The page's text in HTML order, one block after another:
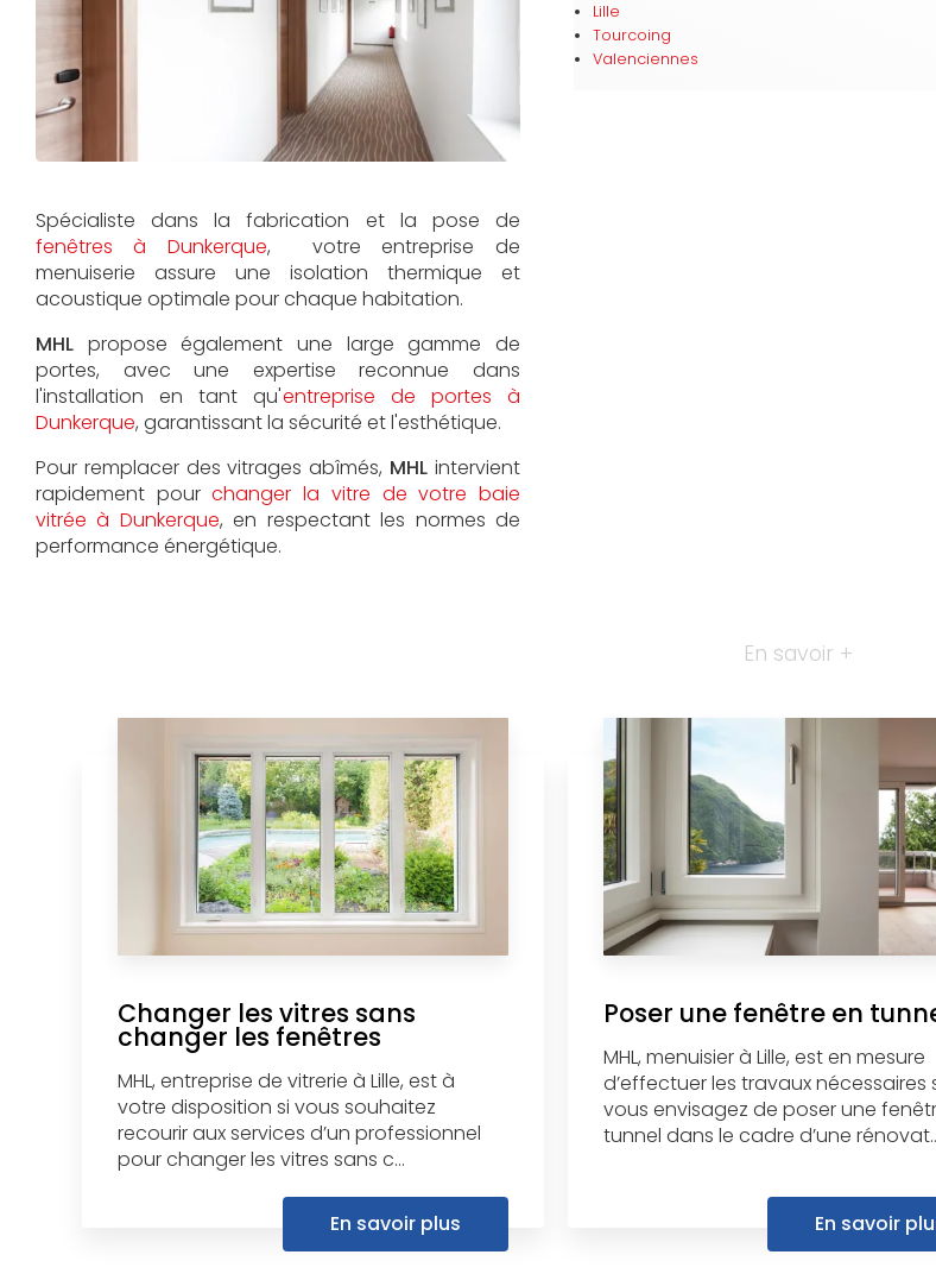
Spécialiste dans la fabrication et la pose de
fenêtres à Dunkerque, votre entreprise de
menuiserie assure une isolation thermique et
acoustique optimale pour chaque habitation.
MHL propose également une large gamme de
portes, avec une expertise reconnue dans
l'installation en tant qu'entreprise de portes à
Dunkerque, garantissant la sécurité et l'esthétique.
Pour remplacer des vitrages abîmés, MHL intervient
rapidement pourchanger la vitre de votre baie
vitrée à Dunkerque, en respectant les normes de
performance énergétique.
Lille
Tourcoing
Valenciennes
En savoir +
Changer les vitres sans
changer les fenêtres
MHL, entreprise de vitrerie à Lille, est à
votre disposition si vous souhaitez
recourir aux services d’un professionnel
pour changer les vitres sans c...
En savoir plus
Poser une fenêtre en
MHL, menuisier à Lille, est en mesure
d’effectuer les travaux nécessaires
vous envisagez de poser une
tunnel dans le cadre d’une
En savoir